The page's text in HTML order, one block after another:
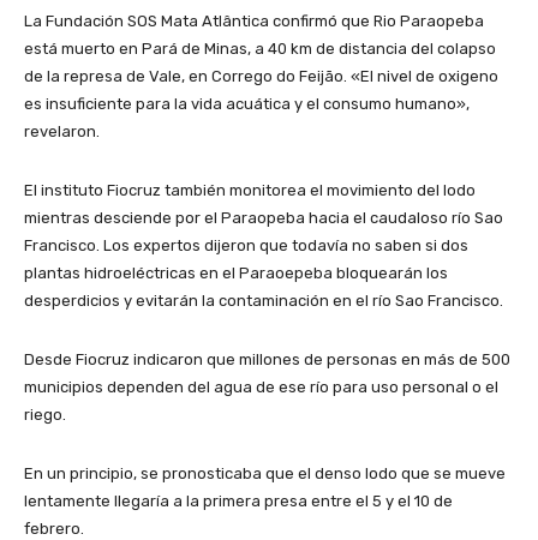
La Fundación SOS Mata Atlântica confirmó que Rio Paraopeba
está muerto en Pará de Minas, a 40 km de distancia del colapso
de la represa de Vale, en Corrego do Feijão. «El nivel de oxigeno
es insuficiente para la vida acuática y el consumo humano»,
revelaron.
El instituto Fiocruz también monitorea el movimiento del lodo
mientras desciende por el Paraopeba hacia el caudaloso río Sao
Francisco. Los expertos dijeron que todavía no saben si dos
plantas hidroeléctricas en el Paraoepeba bloquearán los
desperdicios y evitarán la contaminación en el río Sao Francisco.
Desde Fiocruz indicaron que millones de personas en más de 500
municipios dependen del agua de ese río para uso personal o el
riego.
En un principio, se pronosticaba que el denso lodo que se mueve
lentamente llegaría a la primera presa entre el 5 y el 10 de
febrero.